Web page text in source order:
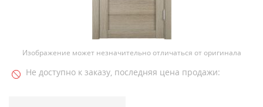
Изображение может незначительно отличаться от оригинала
Не доступно к заказу, последняя цена продажи: